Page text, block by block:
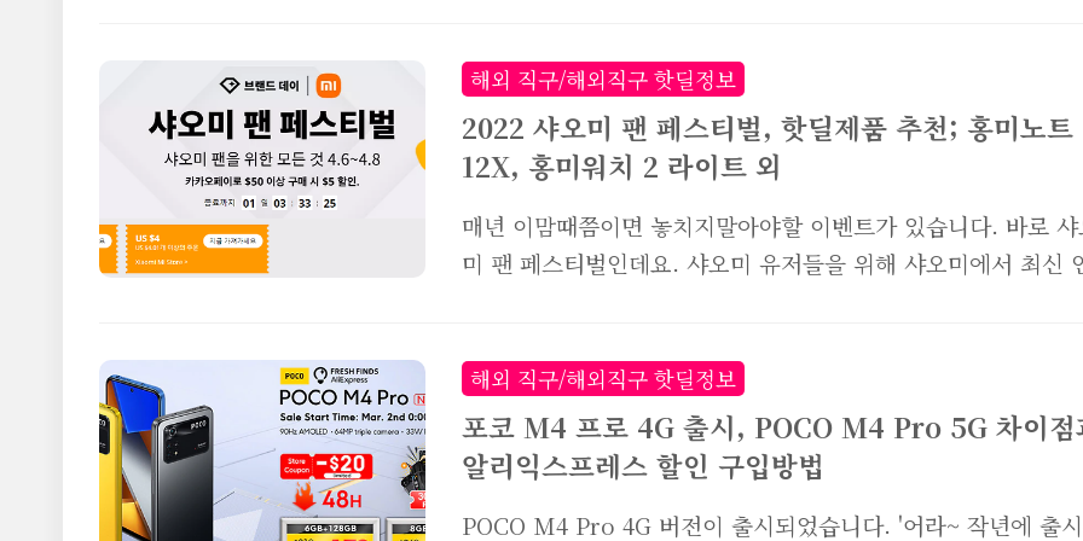
품은 바로 샤오미 TV스틱입니다. 이 제품은 스마트TV가 아니더
도 TV에서 유튜브나 넷플릭스, 구글 플레이 등을 이용할 수 있는
제품인데요. 예전에는 TV박스를 주로 사용했다면, 최근에는 Mi
TV 스틱처럼 TV동글을 꽂아주기만하면 이용이 가능해져 간편해
습니다. 사이즈도 일반 USB만하기때문에 TV 뒤에 꽂아두면 보
지도 않아 스마트TV처럼 쓸 수가 있지요. 전용 리모컨도 있어서
해외 직구/해외직구 핫딜정보
2022 샤오미 팬 페스티벌, 핫딜제품 추천; 홍미노트
12X, 홍미워치 2 라이트 외
매년 이맘때쯤이면 놓치지말아야할 이벤트가 있습니다. 바로 샤
미 팬 페스티벌인데요. 샤오미 유저들을 위해 샤오미에서 최신
50달러 이상 구매시 5달러 추가할인까지 받을 수 있습니다. 그 외
에도 각종 할인 쿠폰을 통해 저렴하게 샤오미 제품들을 구입할
있으니, 기회를 놓치지 마세요! ▼2022 샤오미 팬 페스티벌 알리
스프레스 할인이벤트 바로가기 Zbanx Short Link Redirect
s.zbanx.com 자, 그럼 2022년 샤오미 팬 페스티벌의 핫딜 제
해외 직구/해외직구 핫딜정보
포코 M4 프로 4G 출시, POCO M4 Pro 5G 차이점
알리익스프레스 할인 구입방법
POCO M4 Pro 4G 버전이 출시되었습니다. '어라~ 작년에 출